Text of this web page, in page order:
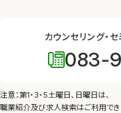
当センターは、個
を制定し、職員に
8. 苦情の申し出・
カウンセリング・
083-
注意：第1・3・5土曜日、日曜日は、
職業紹介及び求人検索はご利用でき